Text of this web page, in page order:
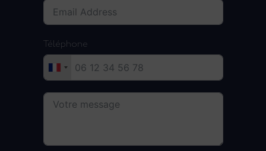
Téléphone